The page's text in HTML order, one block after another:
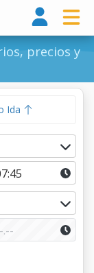
precios y
Ida